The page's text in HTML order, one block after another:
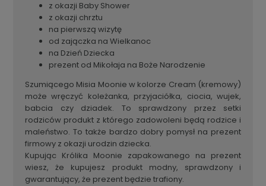
z okazji Baby Shower
z okazji chrztu
na pierwszą wizytę
od zajączka na Wielkanoc
na Dzień Dziecka
prezent od Mikołaja na Boże Narodzenie
Szumiącego Misia Moonie w kolorze Cream (kremowy)
może wręczyć koleżanka, przyjaciółka, ciocia, wujek,
babcia czy dziadek. To sprawdzony przez setki
rodziców produkt z którego zadowoleni będą rodzice i
maleństwo. To także bardzo dobry pomysł na prezent
firmowy z okazji urodzin dziecka.
Kupując Królika Moonie zapakowanego na prezent
wiesz, że kupujesz produkt modny, sprawdzony i
gwarantujący, że prezent będzie trafiony.